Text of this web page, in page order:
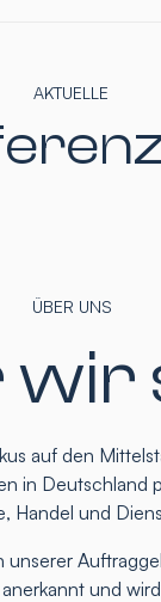
AKTUELLE
ÜBER UNS
auf den
in Deutschland
Handel und
und